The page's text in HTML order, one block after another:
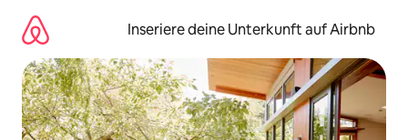
Inhalten
springen
Inseriere deine Unterkunft auf Airbnb